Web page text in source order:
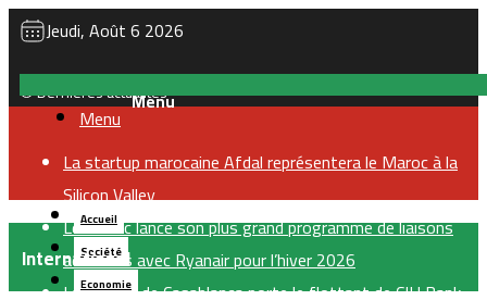
Jeudi, Août 6 2026
Dernières actualités
La startup marocaine Afdal représentera le Maroc à la
Silicon Valley
Le Maroc lance son plus grand programme de liaisons
aériennes avec Ryanair pour l’hiver 2026
La Bourse de Casablanca porte le flottant de CIH Bank
Menu
Accueil
Société
Economie
International